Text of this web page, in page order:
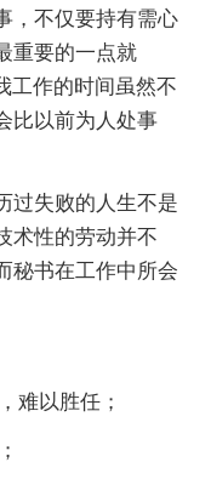
，不仅要持有需心
重要的一点就
工作的时间虽然不
比以前为人处事
过失败的人生不是
术性的劳动并不
秘书在工作中所会
难以胜任；